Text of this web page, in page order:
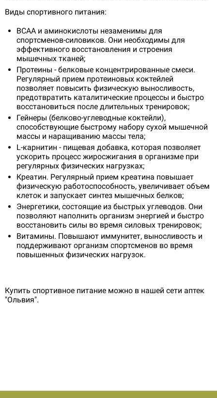
Виды спортивного питания:
ВСАА и аминокислоты незаменимы для
спортсменов-силовиков. Они необходимы для
эффективного восстановления и строения
мышечных тканей;
Протеины - белковые концентрированные смеси.
Регулярный прием протеиновых коктейлей
позволяет повысить физическую выносливость,
предотвратить каталитические процессы и быстро
восстановиться после длительных тренировок;
Гейнеры (белково-углеводные коктейли),
способствующие быстрому набору сухой мышечной
массы и наращиванию массы тела;
L-карнитин - пищевая добавка, которая позволяет
ускорить процесс жиросжигания в организме при
регулярных физических нагрузках;
Креатин. Регулярный прием креатина повышает
физическую работоспособность, увеличивает объем
клеток и запускает синтез мышечных белков;
Энергетики, состоящие из быстрых углеводов. Они
позволяют наполнить организм энергией и быстро
восстановить силы во время силовых тренировок;
Витамины. Повышают иммунитет, выносливость и
поддерживают организм спортсменов во время
повышенных физических нагрузок.
Купить спортивное питание можно в нашей сети аптек
"Ольвия".